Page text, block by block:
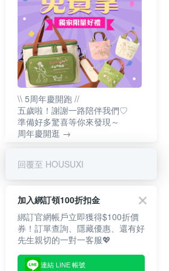
\\ 5周年慶開跑 //
五歲啦！謝謝一路陪伴我們♡
準備好多驚喜等你來發現～
周年慶開逛 →
回覆至 HOUSUXI
加入綁訂領100折扣金
綁訂官網帳戶立即獲得$100折價
券！訂單查詢、隱藏優惠、還有好
先生親切的一對一客服💖
連結 LINE 帳號